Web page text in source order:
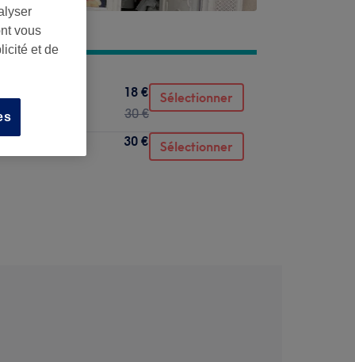
18 €
30 €
Sélectionner
30 € Sélectionner
vous
et de